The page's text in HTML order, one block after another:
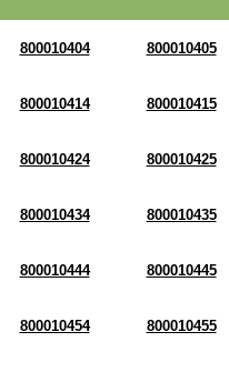
800010404 800010405
800010414 800010415
800010424 800010425
800010434 800010435
800010444 800010445
800010454 800010455